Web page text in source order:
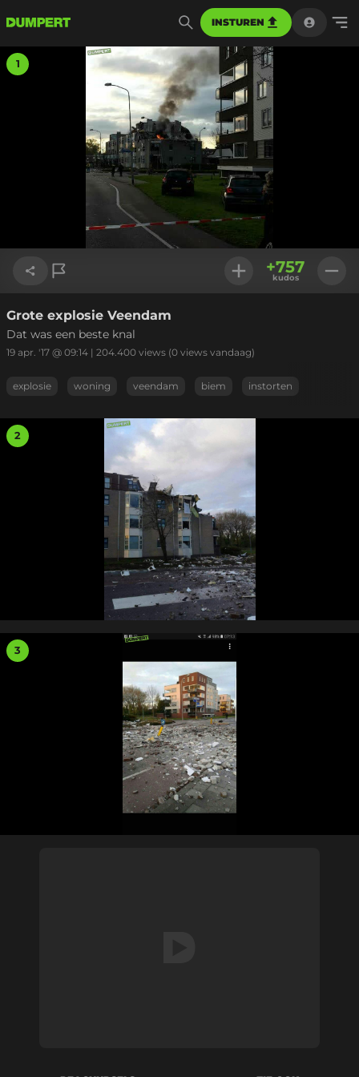
INSTUREN
1
Link kopiëren
+757
kudos
Grote explosie Veendam
Dat was een beste knal
19 apr. '17 @ 09:14 | 204.400 views (0 views vandaag)
explosie woning veendam biem instorten
2
3